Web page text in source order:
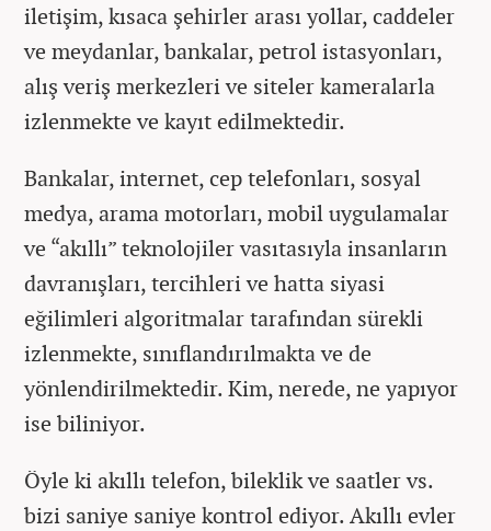
iletişim, kısaca şehirler arası yollar, caddeler
ve meydanlar, bankalar, petrol istasyonları,
alış veriş merkezleri ve siteler kameralarla
izlenmekte ve kayıt edilmektedir.
Bankalar, internet, cep telefonları, sosyal
medya, arama motorları, mobil uygulamalar
ve “akıllı” teknolojiler vasıtasıyla insanların
davranışları, tercihleri ve hatta siyasi
eğilimleri algoritmalar tarafından sürekli
izlenmekte, sınıflandırılmakta ve de
yönlendirilmektedir. Kim, nerede, ne yapıyor
ise biliniyor.
Öyle ki akıllı telefon, bileklik ve saatler vs.
bizi saniye saniye kontrol ediyor. Akıllı evler